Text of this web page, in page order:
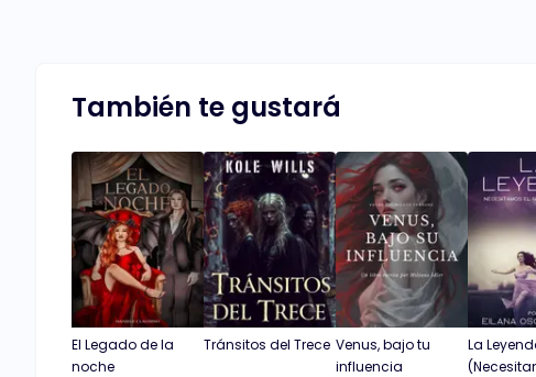
También te gustará
El Legado de la
noche
Tránsitos del Trece Venus, bajo tu
influencia
La